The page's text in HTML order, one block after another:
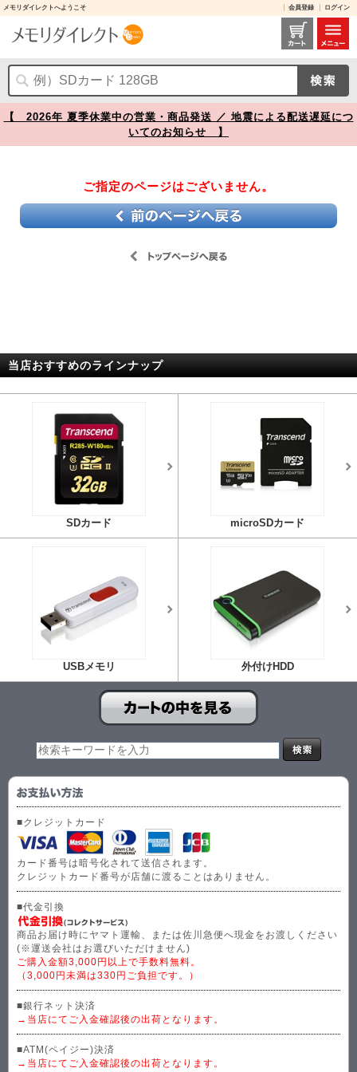
メモリダイレクトへようこそ 会員登録 ログイン
【】
【 2026年 夏季休業中の営業・商品発送 ／ 地震による配送遅延につ
いてのお知らせ 】
ご指定のページはございません。
当店おすすめのラインナップ
SDカード microSDカード
USBメモリ 外付けHDD
■クレジットカード
カード番号は暗号化されて送信されます。
クレジットカード番号が店舗に渡ることはありません。
■代金引換
商品お届け時にヤマト運輸、または佐川急便へ現金をお渡しください
(※運送会社はお選びいただけません)
ご購入金額3,000円以上で手数料無料。
（3,000円未満は330円ご負担です。）
■銀行ネット決済
→当店にてご入金確認後の出荷となります。
■ATM(ペイジー)決済
→当店にてご入金確認後の出荷となります。